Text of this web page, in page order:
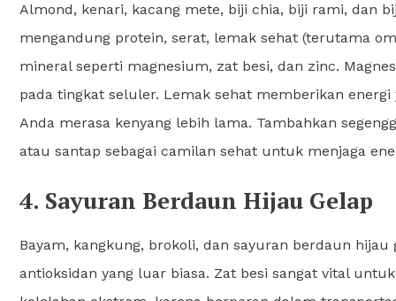
Almond, kenari, kacang mete, biji chia, biji rami, dan
mengandung protein, serat, lemak sehat (terutama
mineral seperti magnesium, zat besi, dan zinc.
pada tingkat seluler. Lemak sehat memberikan
Anda merasa kenyang lebih lama. Tambahkan
atau santap sebagai camilan sehat untuk menjaga
4. Sayuran Berdaun Hijau Gelap
Bayam, kangkung, brokoli, dan sayuran berdaun
antioksidan yang luar biasa. Zat besi sangat vital